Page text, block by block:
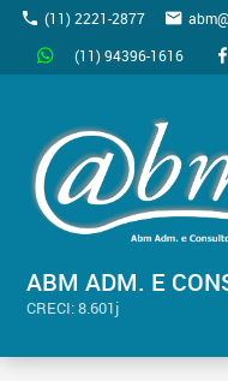
(11) 2221-2877
(11) 94396-1616
ABM ADM. E
CRECI: 8.601j